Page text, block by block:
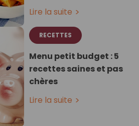
Lire la suite
RECETTES
Menu petit budget : 5
recettes saines et pas
chères
Lire la suite